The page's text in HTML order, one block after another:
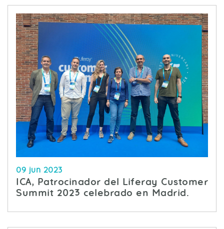
09 jun 2023
ICA, Patrocinador del Liferay Customer
Summit 2023 celebrado en Madrid.